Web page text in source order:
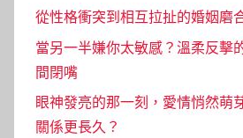
從性格衝突到相互拉扯的婚姻磨
當另一半嫌你太敏感？溫柔反擊
間閉嘴
眼神發亮的那一刻，愛情悄然萌
關係更長久？